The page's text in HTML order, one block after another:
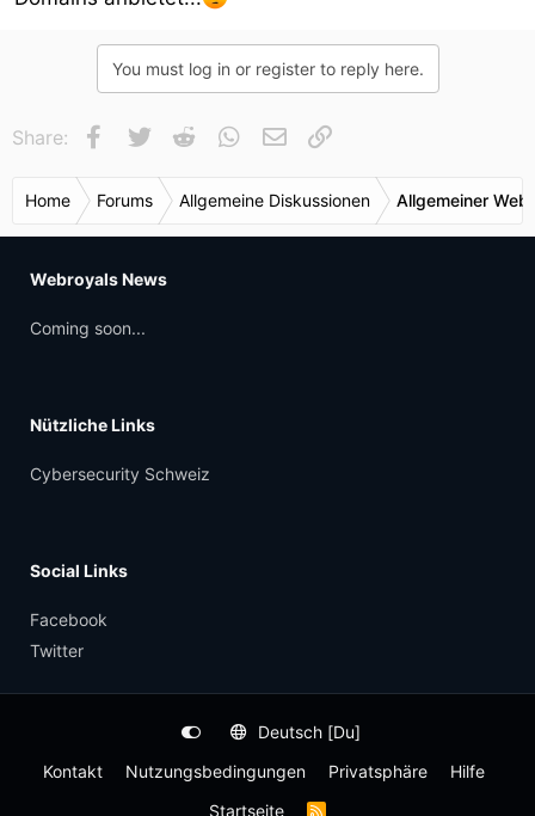
You must log in or register to reply here.
Share: Facebook
Twitter Reddit WhatsApp
E-Mail
Home Forums Allgemeine Diskussionen Allgemeiner
Webroyals News
Coming soon...
Nützliche Links
Cybersecurity Schweiz
Social Links
Facebook
Twitter
Deutsch [Du]
Kontakt
Nutzungsbedingungen Privatsphäre
Hilfe
Startseite
R